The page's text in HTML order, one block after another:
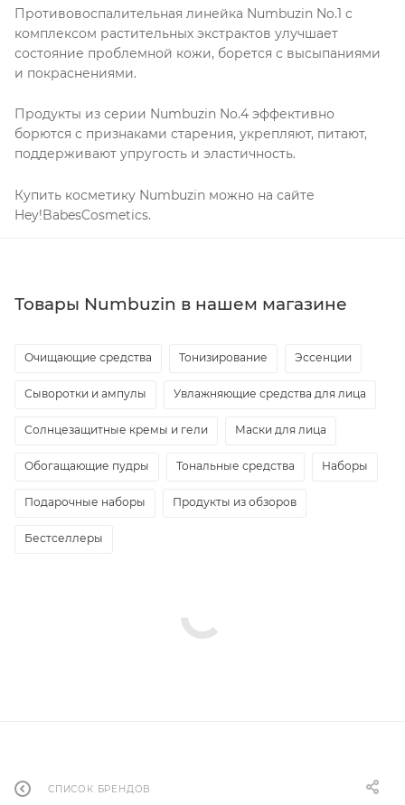
Противовоспалительная линейка Numbuzin No.1 с
комплексом растительных экстрактов улучшает
состояние проблемной кожи, борется с высыпаниями
и покраснениями.
Продукты из серии Numbuzin No.4 эффективно
борются с признаками старения, укрепляют, питают,
поддерживают упругость и эластичность.
Купить косметику Numbuzin можно на сайте
Hey!BabesCosmetics.
Товары Numbuzin в нашем магазине
Очищающие средства Тонизирование Эссенции
Сыворотки и ампулы Увлажняющие средства для лица
Солнцезащитные кремы и гели Маски для лица
Обогащающие пудры Тональные средства Наборы
Подарочные наборы Продукты из обзоров
Бестселлеры
СПИСОК БРЕНДОВ